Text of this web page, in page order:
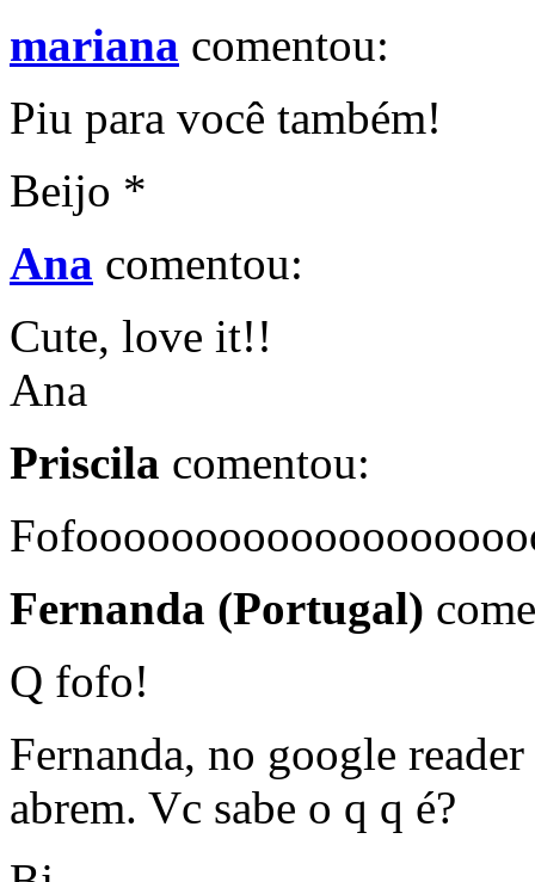
mariana comentou:
Piu para você também!
Beijo *
Ana comentou:
Cute, love it!!
Ana
Priscila comentou:
Fernanda (Portugal)
Q fofo!
Fernanda, no google
abrem. Vc sabe o q q é?